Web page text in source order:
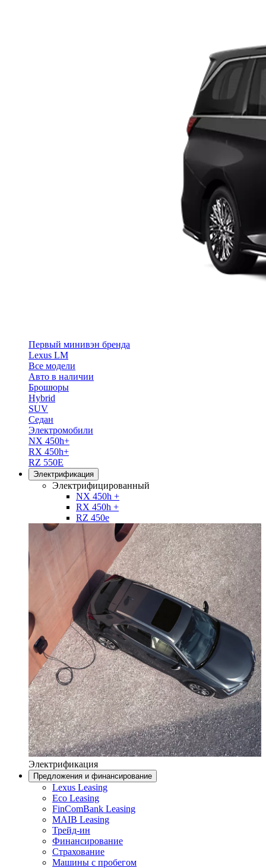
Первый минивэн бренда
Lexus LM
Все модели
Авто в наличии
Брошюры
Hybrid
SUV
Седан
Электромобили
NX 450h+
RX 450h+
RZ 550E
Электрификация
Электрифицированный
NX 450h +
RX 450h +
RZ 450e
Электрификация
Предложения и финансирование
Lexus Leasing
Eco Leasing
FinComBank Leasing
MAIB Leasing
Трейд-ин
Финансирование
Страхование
Машины с пробегом